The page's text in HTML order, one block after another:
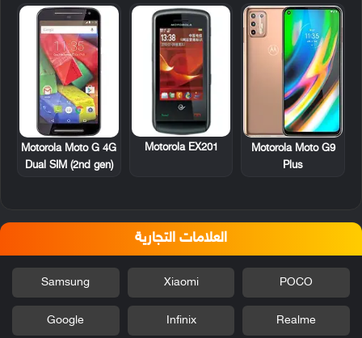
Motorola Moto G9
Plus
Motorola EX201
Motorola Moto G 4G
Dual SIM (2nd gen)
العلامات التجارية
POCO
Xiaomi
Samsung
Realme
Infinix
Google